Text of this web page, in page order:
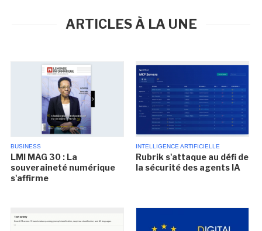
ARTICLES À LA UNE
BUSINESS
LMI MAG 30 : La
souveraineté numérique
s'affirme
INTELLIGENCE ARTIFICIELLE
Rubrik s'attaque au défi de
la sécurité des agents IA